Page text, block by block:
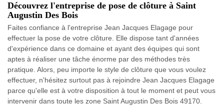
Découvrez l'entreprise de pose de clôture à Saint
Augustin Des Bois
Faites confiance à l'entreprise Jean Jacques Elagage pour
effectuer la pose de votre clôture. Elle dispose tant d'années
d'expérience dans ce domaine et ayant des équipes qui sont
aptes à réaliser une tâche énorme par des méthodes très
pratique. Alors, peu importe le style de clôture que vous voulez
effectuer, n'hésitez surtout pas à rejoindre Jean Jacques Elagage
parce qu'elle est à votre disposition à tout le moment et peut vous
intervenir dans toute les zone Saint Augustin Des Bois 49170.